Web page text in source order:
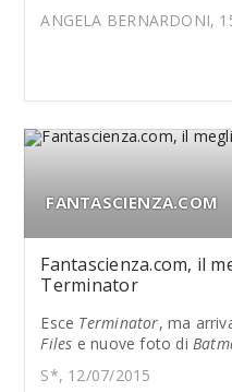
ANGELA BERNARDONI,
FANTASCIENZA.COM
Fantascienza.com, il
Terminator
Esce Terminator, ma
Files e nuove foto di
S*, 12/07/2015